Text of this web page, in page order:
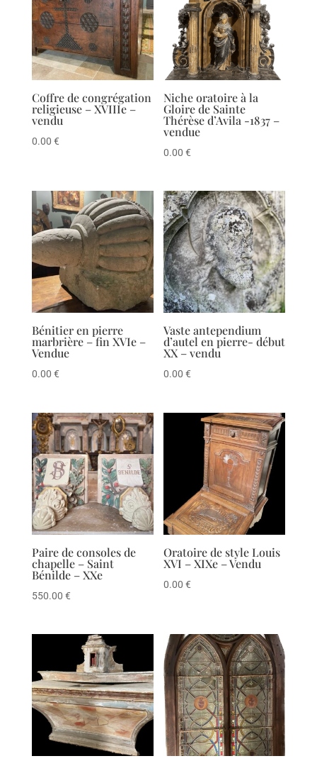
Coffre de congrégation
religieuse – XVIIIe –
vendu
0.00 €
Niche oratoire à la
Gloire de Sainte
Thérèse d’Avila -1837 –
vendue
0.00€
Bénitier en pierre
marbrière – fin XVIe –
Vendue
0.00 €
Vaste antependium
d’autel en pierre- début
XX – vendu
0.00€
Paire de consoles de
chapelle – Saint
Bénilde – XXe
550.00 €
Oratoire de style Louis
XVI – XIXe – Vendu
0.00€